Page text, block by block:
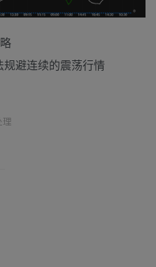
避连续的震荡行情
理